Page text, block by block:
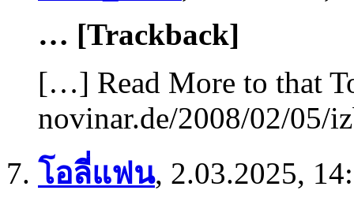
… [Trackback]
[…] Read More to that
novinar.de/2008/02/05/
โอลี่แฟน, 2.03.2025,